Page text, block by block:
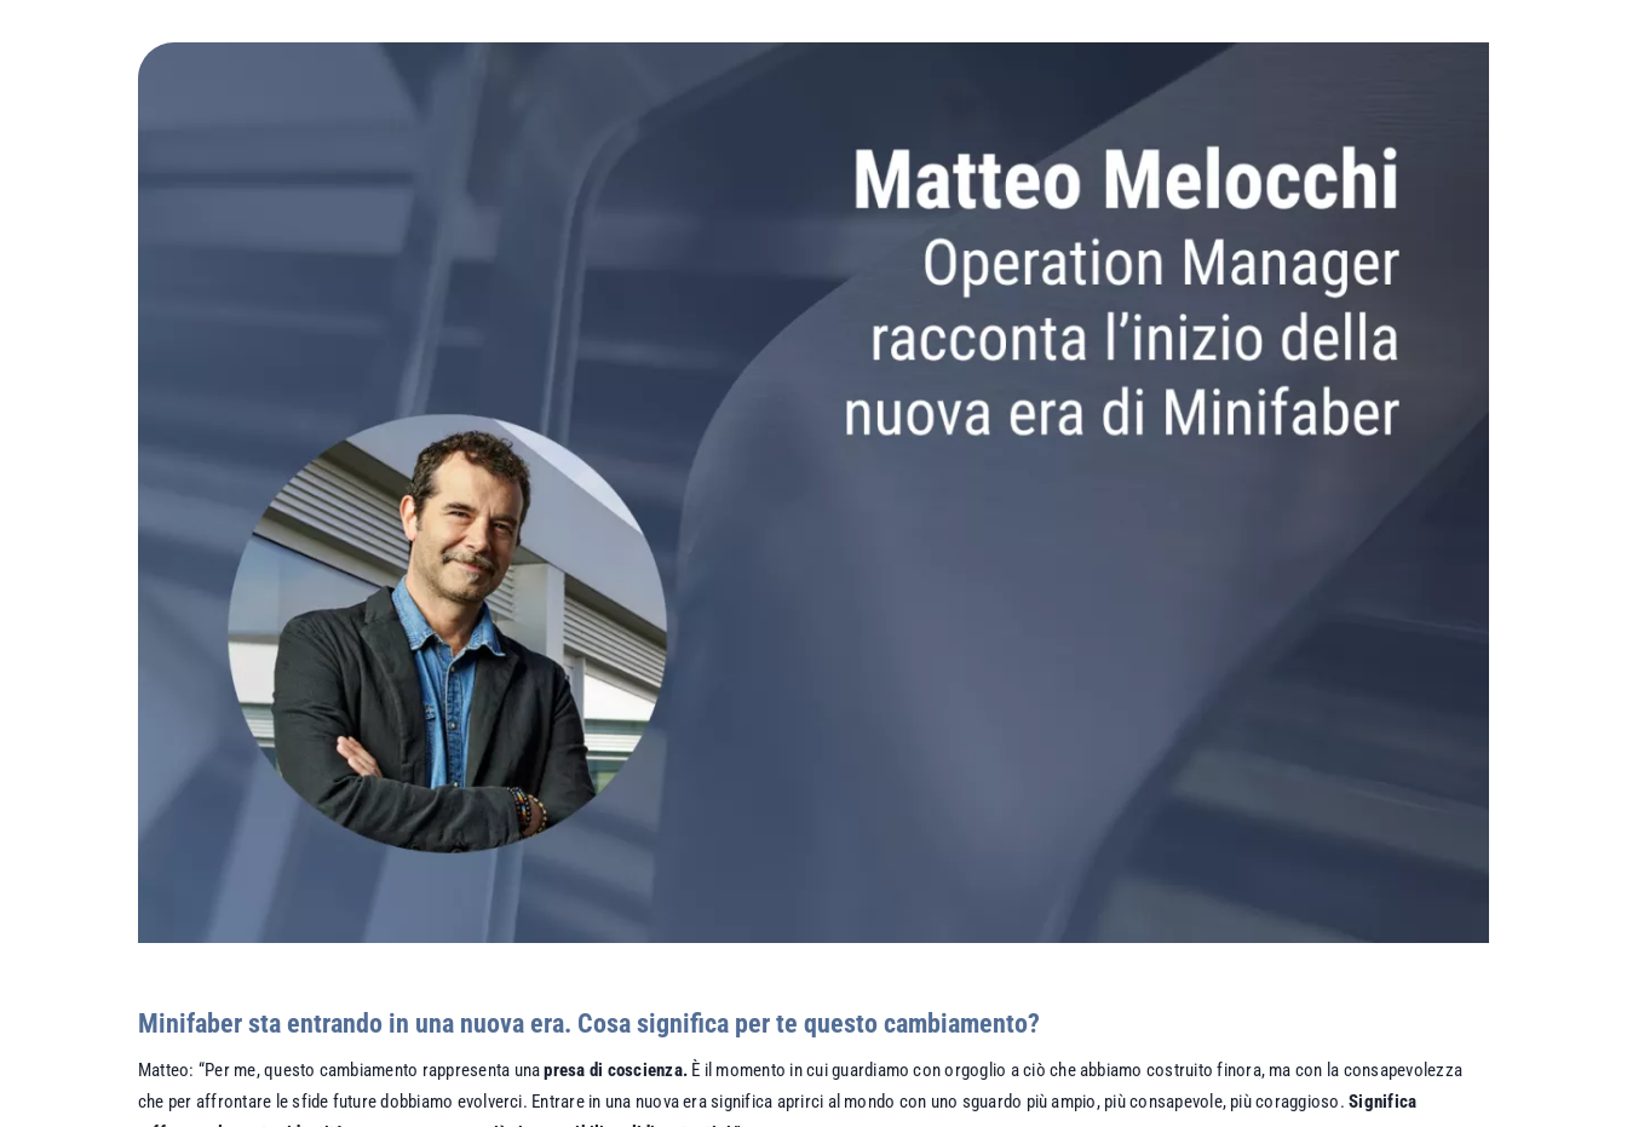
Minifaber sta entrando in una nuova era. Cosa significa per te questo cambiamento?
Matteo: “Per me, questo cambiamento rappresenta unapresa di coscienza. È il momento in cui guardiamo con orgoglio a ciò che abbiamo costruito finora, ma con la consapevolezza
che per affrontare le sfide future dobbiamo evolverci. Entrare in una nuova era significa aprirci al mondo con uno sguardo più ampio, più consapevole, più coraggioso.Significa